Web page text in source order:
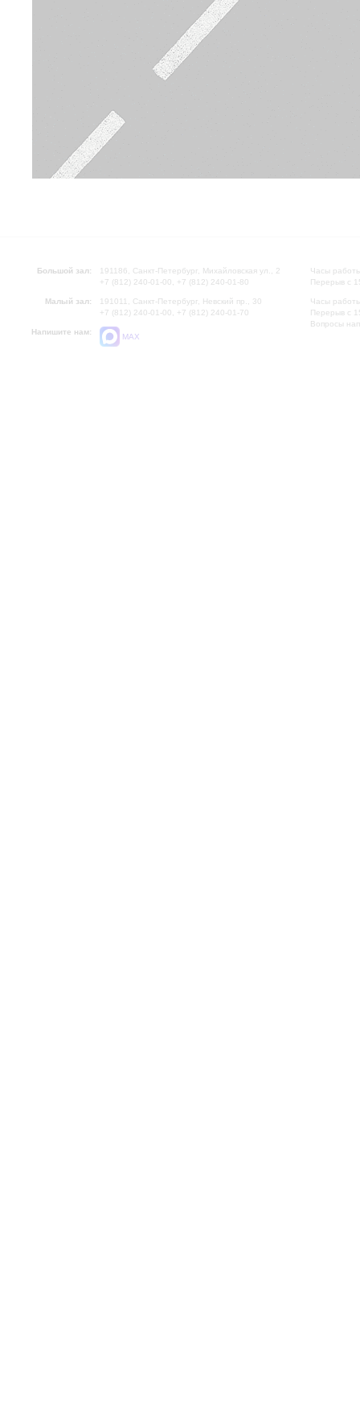
Большой зал:
191186, Санкт-Петербург, Михайловская ул., 2
+7 (812) 240-01-00, +7 (812) 240-01-80
Малый зал:
191011, Санкт-Петербург, Невский пр., 30
+7 (812) 240-01-00, +7 (812) 240-01-70
Напишите нам:
MAX
Часы
Перерыв с
Часы
Перерыв с
Вопросы